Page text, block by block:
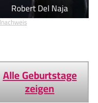
Robert Del Naja
Alle Geburtstage
zeigen